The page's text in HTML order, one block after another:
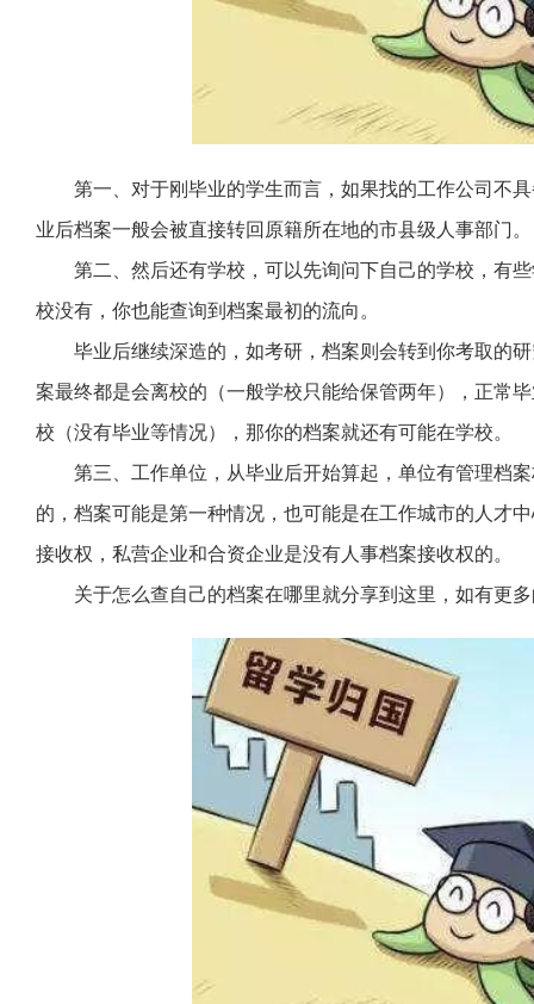
第一、对于刚毕业的学生而言，如果找的工作公司不
业后档案一般会被直接转回原籍所在地的市县级人事部门。
第二、然后还有学校，可以先询问下自己的学校，有
校没有，你也能查询到档案最初的流向。
毕业后继续深造的，如考研，档案则会转到你考取的
案最终都是会离校的（一般学校只能给保管两年），正常
校（没有毕业等情况），那你的档案就还有可能在学校。
第三、工作单位，从毕业后开始算起，单位有管理档
的，档案可能是第一种情况，也可能是在工作城市的人才
接收权，私营企业和合资企业是没有人事档案接收权的。
关于怎么查自己的档案在哪里就分享到这里，如有更